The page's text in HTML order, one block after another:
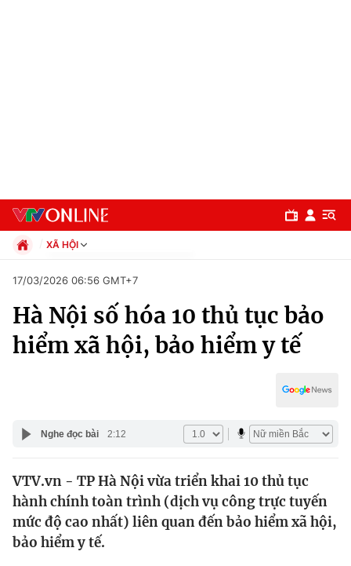
Chuyên mục
Chính trị
Y tế
Thế giới
XÃ HỘI
Xã hội
Pháp luật
Kinh tế
Thể thao
Đời sống
Giáo dục
17/03/2026 06:56 GMT+7
Hà Nội số hóa 10 thủ tục bảo
hiểm xã hội, bảo hiểm y tế
Nghe đọc bài 2:12
VTV.vn - TP Hà Nội vừa triển khai 10 thủ tục
hành chính toàn trình (dịch vụ công trực tuyến
mức độ cao nhất) liên quan đến bảo hiểm xã hội,
bảo hiểm y tế.